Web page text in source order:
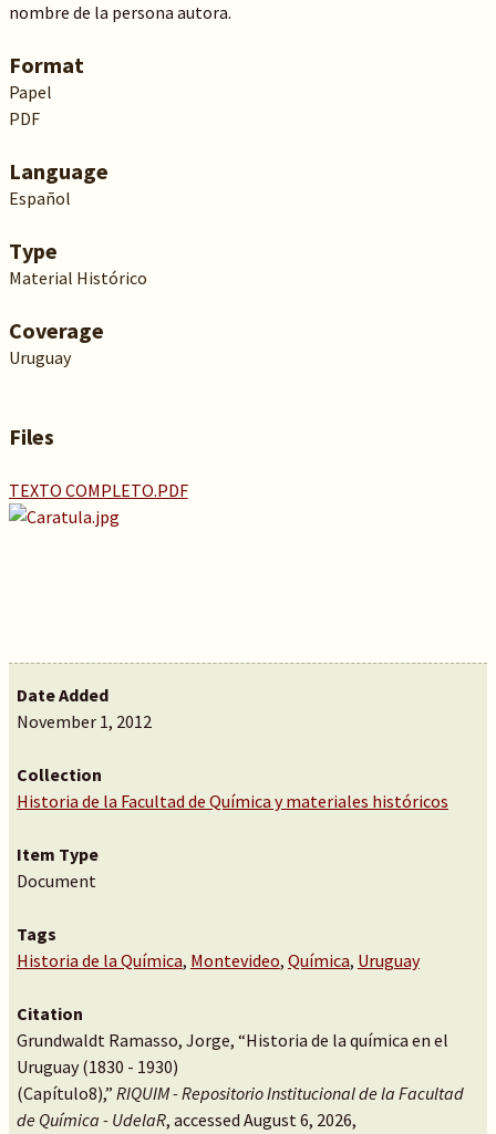
nombre de la persona autora.
Format
Papel
PDF
Language
Español
Type
Material Histórico
Coverage
Uruguay
Files
TEXTO COMPLETO.PDF
Date Added
November 1, 2012
Collection
Historia de la Facultad de Química y materiales históricos
Item Type
Document
Tags
Historia de la Química, Montevideo, Química, Uruguay
Citation
Grundwaldt Ramasso, Jorge, “Historia de la química en el
Uruguay (1830 - 1930)
(Capítulo8),” RIQUIM - Repositorio Institucional de la Facultad
de Química - UdelaR, accessed August 6, 2026,